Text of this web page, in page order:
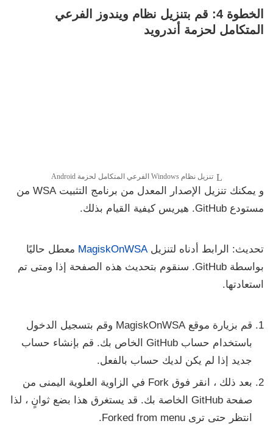
الخطوة 4: قم بتنزيل نظام ويندوز الفرعي
المتكامل لحزمة أندرويد
تنزيل نظام Windows الفرعي المتكامل لحزمة Android
و
يمكنك تنزيل الإصدار المعدل من برنامج التثبيت WSA من
مستودع GitHub.
هيريس كيفية القيام بذلك.
تحديث: الرابط أدناه لتنزيلMagiskOnWSA معطل حاليًا
بواسطة GitHub. سنقوم بتحديث هذه الصفحة إذا ومتى تم
استعادتها.
قم بزيارة موقع MagiskOnWSA وقم بتسجيل الدخول
باستخدام حساب GitHub الخاص بك. قم بإنشاء حساب
جديد إذا لم يكن لديك حساب بالفعل.
بعد ذلك ، انقر فوق Fork في الزاوية العلوية اليمنى من
صفحة GitHub الخاصة بك. قد يستغرق هذا بضع ثوانٍ ، لذا
انتظر حتى ترى
Forked from menu.